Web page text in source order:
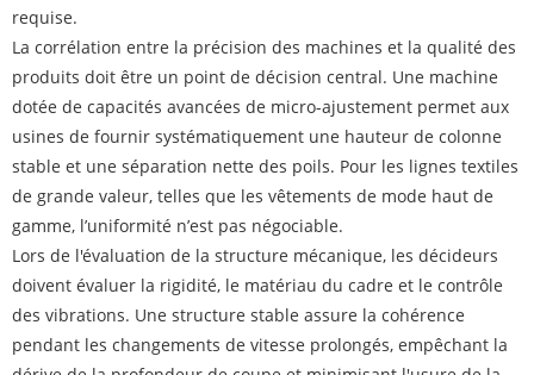
requise.
La corrélation entre la précision des machines et la qualité des
produits doit être un point de décision central. Une machine
dotée de capacités avancées de micro-ajustement permet aux
usines de fournir systématiquement une hauteur de colonne
stable et une séparation nette des poils. Pour les lignes textiles
de grande valeur, telles que les vêtements de mode haut de
gamme, l’uniformité n’est pas négociable.
Lors de l'évaluation de la structure mécanique, les décideurs
doivent évaluer la rigidité, le matériau du cadre et le contrôle
des vibrations. Une structure stable assure la cohérence
pendant les changements de vitesse prolongés, empêchant la